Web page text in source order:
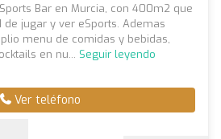
Bar en Murcia, con 400m2 que
jugar y ver eSports. Ademas
menu de comidas y bebidas,
en nu... Seguir leyendo
Ver teléfono